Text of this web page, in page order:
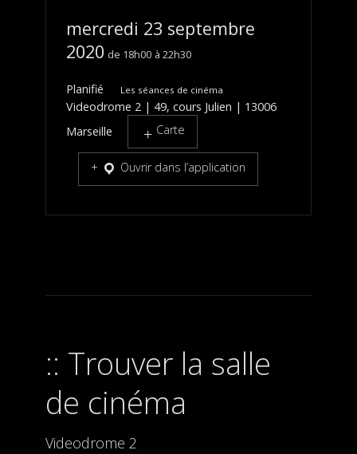
mercredi 23 septembre
2020
18h00 22h30
Planifié Les séances de cinéma
Videodrome 2 | 49, cours Julien | 13006
Marseille
Carte
Ouvrir dans l’application
Trouver la salle
de cinéma
Videodrome 2